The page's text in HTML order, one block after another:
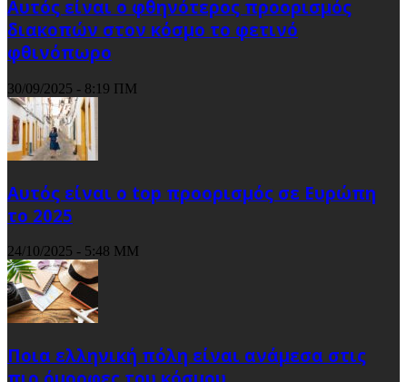
Αυτός είναι ο φθηνότερος προορισμός
διακοπών στον κόσμο το φετινό
φθινόπωρο
30/09/2025 - 8:19 ΠΜ
Αυτός είναι ο top προορισμός σε Ευρώπη
το 2025
24/10/2025 - 5:48 ΜΜ
Ποια ελληνική πόλη είναι ανάμεσα στις